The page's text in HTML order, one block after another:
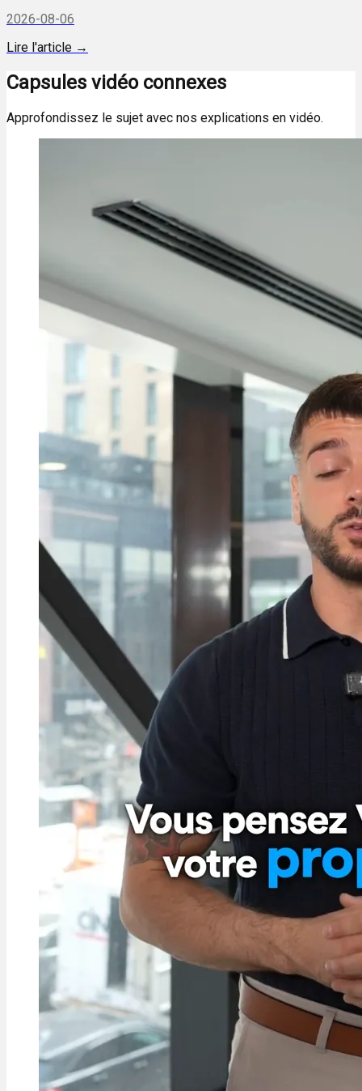
2026-08-06
Lire l'article →
Capsules vidéo connexes
Approfondissez le sujet avec nos explications en vidéo.